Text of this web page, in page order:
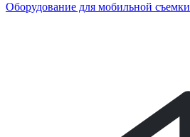
Оборудование для мобильной съемки